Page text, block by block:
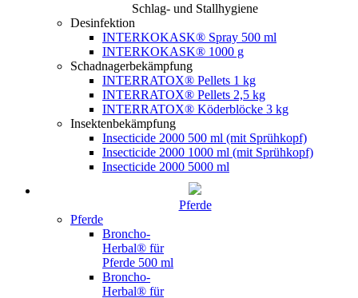
Schlag- und Stallhygiene
Desinfektion
INTERKOKASK® Spray 500 ml
INTERKOKASK® 1000 g
Schadnagerbekämpfung
INTERRATOX® Pellets 1 kg
INTERRATOX® Pellets 2,5 kg
INTERRATOX® Köderblöcke 3 kg
Insektenbekämpfung
Insecticide 2000 500 ml (mit Sprühkopf)
Insecticide 2000 1000 ml (mit Sprühkopf)
Insecticide 2000 5000 ml
Pferde
Pferde
Broncho-
Herbal® für
Pferde 500 ml
Broncho-
Herbal® für